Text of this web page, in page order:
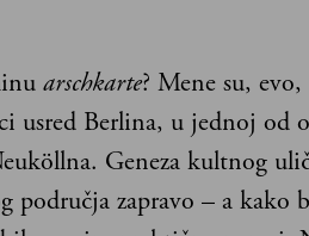
arschkarte? Mene su,
usred Berlina, u jednoj od
Geneza kultnog
područja zapravo – a kako